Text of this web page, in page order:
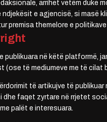
arrihet vetëm duke
ndjekësit e agjencisë, si masë
premisa themelore e
publikuara në këtë platformë,
(ose të mediumeve me të cilat
të artikujve të publikuar
dhe faqet zyrtare në rrjetet
palët e interesuara.